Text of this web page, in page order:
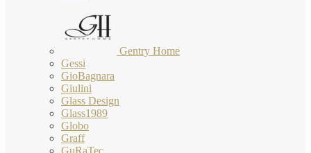
Gentry Home
Gessi
GioBagnara
Giulini
Glass Design
Glass1989
Globo
Graff